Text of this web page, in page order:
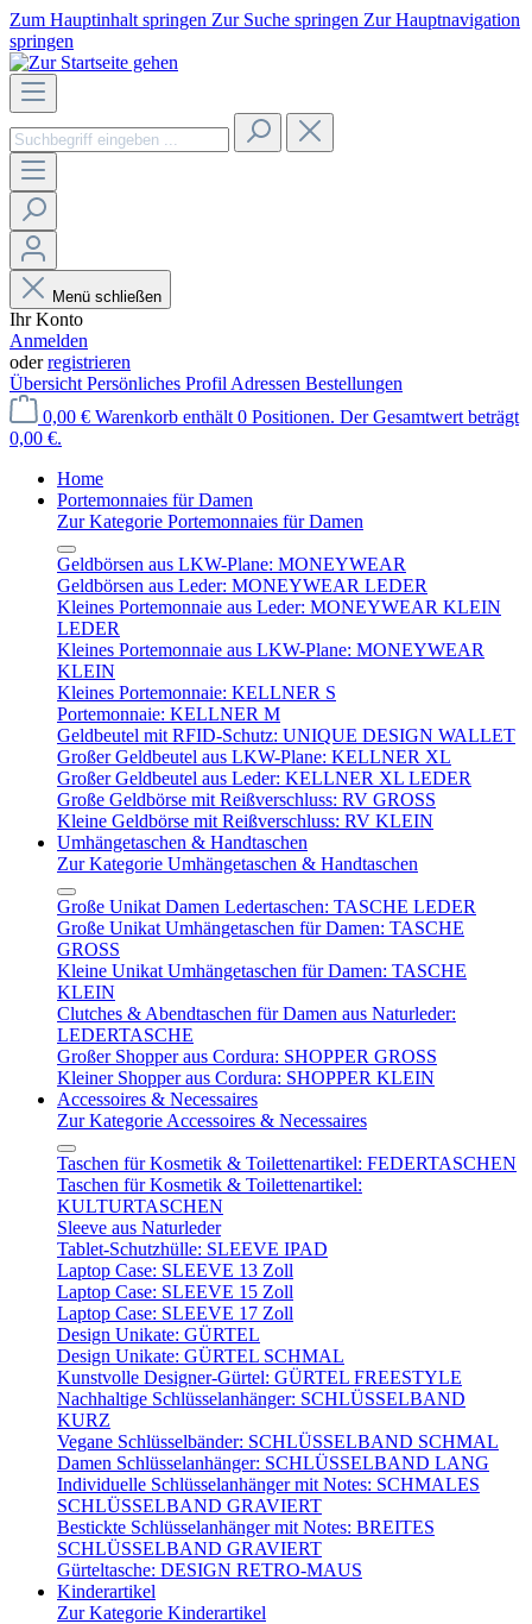
Zum Hauptinhalt springen Zur Suche springen Zur Hauptnavigation
springen
Menü schließen
Ihr Konto
Anmelden
oderregistrieren
Übersicht Persönliches Profil Adressen Bestellungen
0,00 € Warenkorb enthält 0 Positionen. Der Gesamtwert beträgt
0,00 €.
Home
Portemonnaies für Damen
Zur Kategorie Portemonnaies für Damen
Geldbörsen aus LKW-Plane: MONEYWEAR
Geldbörsen aus Leder: MONEYWEAR LEDER
Kleines Portemonnaie aus Leder: MONEYWEAR KLEIN
LEDER
Kleines Portemonnaie aus LKW-Plane: MONEYWEAR
KLEIN
Kleines Portemonnaie: KELLNER S
Portemonnaie: KELLNER M
Geldbeutel mit RFID-Schutz: UNIQUE DESIGN WALLET
Großer Geldbeutel aus LKW-Plane: KELLNER XL
Großer Geldbeutel aus Leder: KELLNER XL LEDER
Große Geldbörse mit Reißverschluss: RV GROSS
Kleine Geldbörse mit Reißverschluss: RV KLEIN
Umhängetaschen & Handtaschen
Zur Kategorie Umhängetaschen & Handtaschen
Große Unikat Damen Ledertaschen: TASCHE LEDER
Große Unikat Umhängetaschen für Damen: TASCHE
GROSS
Kleine Unikat Umhängetaschen für Damen: TASCHE
KLEIN
Clutches & Abendtaschen für Damen aus Naturleder:
LEDERTASCHE
Großer Shopper aus Cordura: SHOPPER GROSS
Kleiner Shopper aus Cordura: SHOPPER KLEIN
Accessoires & Necessaires
Zur Kategorie Accessoires & Necessaires
Taschen für Kosmetik & Toilettenartikel: FEDERTASCHEN
Taschen für Kosmetik & Toilettenartikel:
KULTURTASCHEN
Sleeve aus Naturleder
Tablet-Schutzhülle: SLEEVE IPAD
Laptop Case: SLEEVE 13 Zoll
Laptop Case: SLEEVE 15 Zoll
Laptop Case: SLEEVE 17 Zoll
Design Unikate: GÜRTEL
Design Unikate: GÜRTEL SCHMAL
Kunstvolle Designer-Gürtel: GÜRTEL FREESTYLE
Nachhaltige Schlüsselanhänger: SCHLÜSSELBAND
KURZ
Vegane Schlüsselbänder: SCHLÜSSELBAND SCHMAL
Damen Schlüsselanhänger: SCHLÜSSELBAND LANG
Individuelle Schlüsselanhänger mit Notes: SCHMALES
SCHLÜSSELBAND GRAVIERT
Bestickte Schlüsselanhänger mit Notes: BREITES
SCHLÜSSELBAND GRAVIERT
Gürteltasche: DESIGN RETRO-MAUS
Kinderartikel
Zur Kategorie Kinderartikel